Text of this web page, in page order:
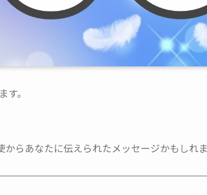
。
らあなたに伝えられたメッセージかもしれま